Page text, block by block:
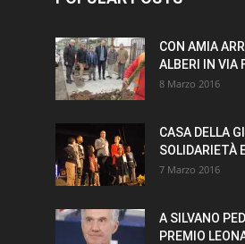
CON AMIA
ALBERI IN VIA
8 Marzo 2016
CASA DELLA
SOLIDARIETÀ
7 Marzo 2016
A SILVANO
PREMIO